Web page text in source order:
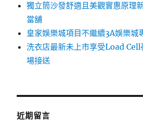
獨立筒沙發舒適且美觀實惠原理
當舖
皇家娛樂城項目不繼續3A娛樂城
洗衣店最新未上市享受Load Cell
場接送
近期留言